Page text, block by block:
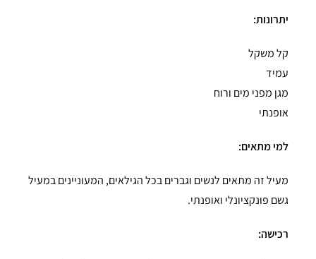
יתרונות:
קל משקל
עמיד
מגן מפני מים ורוח
אופנתי
למי מתאים:
מעיל זה מתאים לנשים וגברים בכל הגילאים, המעוניינים במעיל
גשם פונקציונלי ואופנתי.
רכישה: